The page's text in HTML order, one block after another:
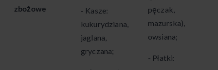
zbożowe
- Kasze:
kukurydziana,
jaglana,
gryczana;
pęczak,
mazurska),
owsiana;
- Płatki: